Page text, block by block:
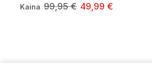
Kaina 99,95 € 49,99 €